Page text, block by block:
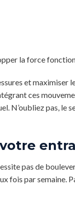
la force
et maximiser
ces
N’oubliez pas, le
pas de
fois par semaine.